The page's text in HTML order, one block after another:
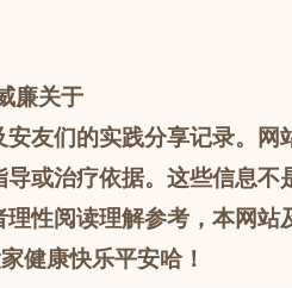
廉关于
友们的实践分享记录。网
或治疗依据。这些信息不
性阅读理解参考，本网站
健康快乐平安哈！